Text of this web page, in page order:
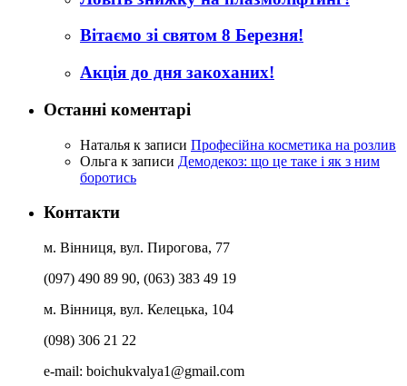
Вітаємо зі святом 8 Березня!
Акція до дня закоханих!
Останні коментарі
Наталья к записи Професійна косметика на розлив
Ольга к записи Демодекоз: що це таке і як з ним
боротись
Контакти
м. Вінниця, вул. Пирогова, 77
(097) 490 89 90, (063) 383 49 19
м. Вінниця, вул. Келецька, 104
(098) 306 21 22
e-mail: boichukvalya1@gmail.com